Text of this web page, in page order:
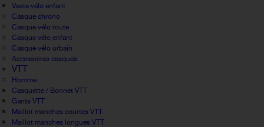
Veste vélo enfant
Casque chrono
Casque vélo route
Casque vélo enfant
Casque vélo urbain
Accessoires casques
VTT
Homme
Casquette / Bonnet VTT
Gants VTT
Maillot manches courtes VTT
Maillot manches longues VTT